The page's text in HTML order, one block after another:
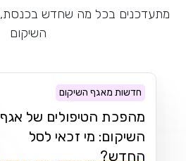
מתעדכנים בכל מה שחדש בכנסת,
השיקום
חדשות מאגף השיקום
מהפכת הטיפולים של אגף
השיקום: מי זכאי לסל
החדש?